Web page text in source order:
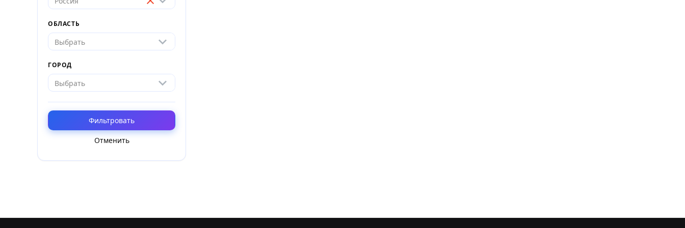
ОБЛАСТЬ
Выбрать
ГОРОД
Выбрать
Фильтровать
Отменить